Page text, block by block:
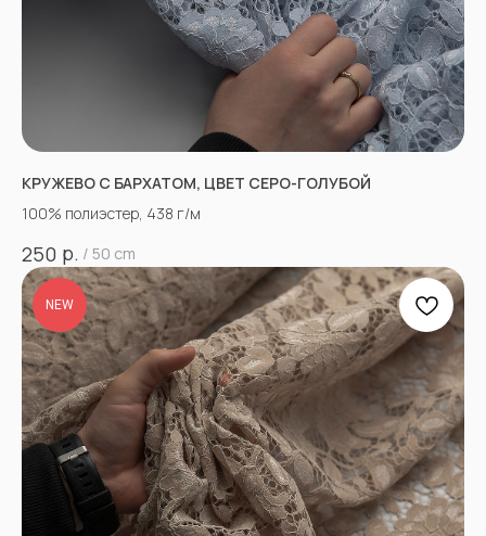
КРУЖЕВО С БАРХАТОМ, ЦВЕТ СЕРО-ГОЛУБОЙ
100% полиэстер, 438 г/м
250 р. / 50 cm
NEW